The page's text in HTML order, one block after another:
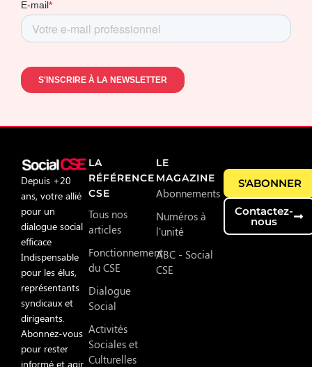
Depuis +20
ans, votre allié
pour un
dialogue social
efficace
Indispensable
pour les élus,
représentants
syndicaux et
dirigeants.
Abonnez-vous
pour rester
informé et agir
LA
RÉFÉRENCE
CSE
Tous nos
articles
Fonctionnement
du CSE
Dialogue
Social
Activités
Sociales et
Culturelles
LE
MAGAZINE
Abonnements
Numéros à
l'unité
ABC - Social
CSE
S'ABONNER
Contactez-
nous